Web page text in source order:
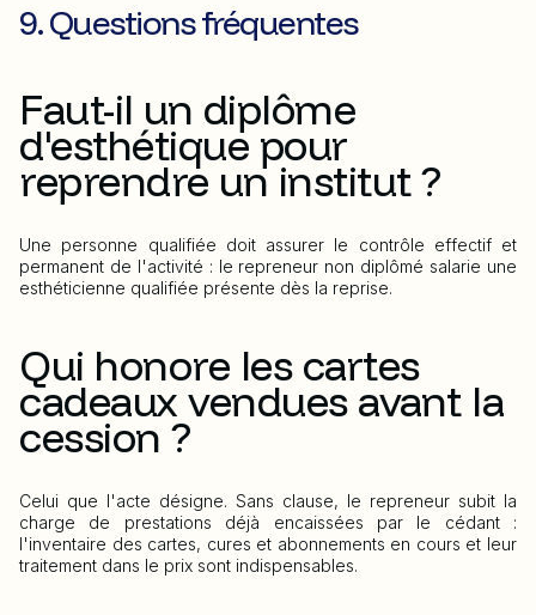
9. Questions fréquentes
Faut-il un diplôme
d'esthétique pour
reprendre un institut ?
Une personne qualifiée doit assurer le contrôle effectif et
permanent de l'activité : le repreneur non diplômé salarie une
esthéticienne qualifiée présente dès la reprise.
Qui honore les cartes
cadeaux vendues avant la
cession ?
Celui que l'acte désigne. Sans clause, le repreneur subit la
charge de prestations déjà encaissées par le cédant :
l'inventaire des cartes, cures et abonnements en cours et leur
traitement dans le prix sont indispensables.